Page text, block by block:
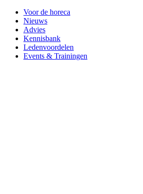
Voor de horeca
Nieuws
Advies
Kennisbank
Ledenvoordelen
Events & Trainingen